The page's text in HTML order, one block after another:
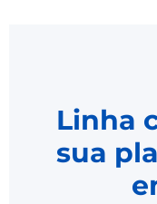
Linha
sua